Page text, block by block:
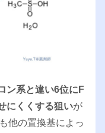
ン系と違い6位にF
にくくする狙いが
他の置換基によっ